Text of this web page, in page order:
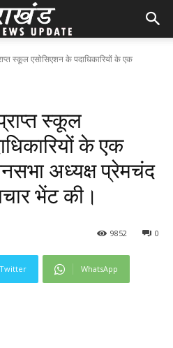
स्कूल एसोसिएशन के पदाधिकारियों के एक
स्कूल
के एक
अध्यक्ष प्रेमचंद
भेंट की।
0
9852
Twitter WhatsApp